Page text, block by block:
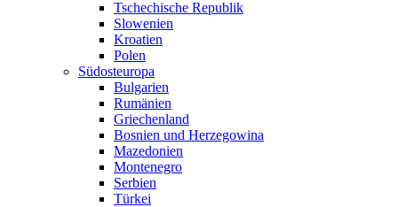
Tschechische Republik
Slowenien
Kroatien
Polen
Südosteuropa
Bulgarien
Rumänien
Griechenland
Bosnien und Herzegowina
Mazedonien
Montenegro
Serbien
Türkei